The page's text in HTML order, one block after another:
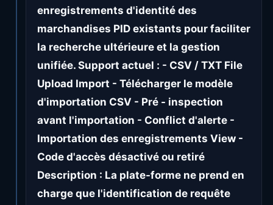
enregistrements d'identité des
marchandises PID existants pour faciliter
la recherche ultérieure et la gestion
unifiée. Support actuel : - CSV / TXT File
Upload Import - Télécharger le modèle
d'importation CSV - Pré - inspection
avant l'importation - Conflict d'alerte -
Importation des enregistrements View -
Code d'accès désactivé ou retiré
Description : La plate-forme ne prend en
charge que l'identification de requête